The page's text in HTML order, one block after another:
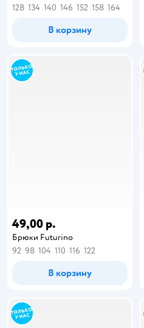
128 134 140 146 152 158 164
В корзину
49,00 р.
Брюки Futurino
92 98 104 110 116 122
В корзину